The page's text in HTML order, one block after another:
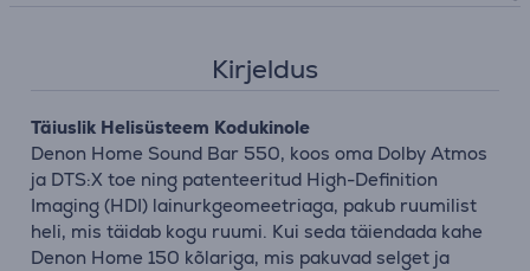
Kirjeldus
Täiuslik Helisüsteem Kodukinole
Denon Home Sound Bar 550, koos oma Dolby Atmos
ja DTS:X toe ning patenteeritud High-Definition
Imaging (HDI) lainurkgeomeetriaga, pakub ruumilist
heli, mis täidab kogu ruumi. Kui seda täiendada kahe
Denon Home 150 kõlariga, mis pakuvad selget ja